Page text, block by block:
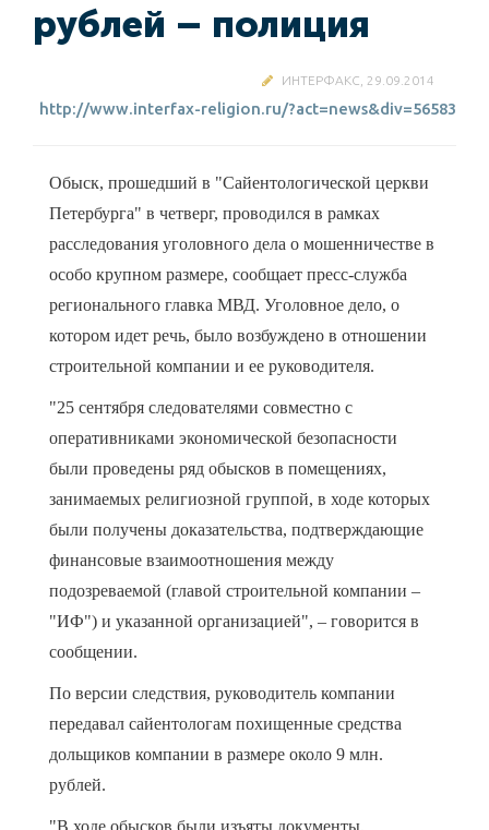
рублей – полиция
ИНТЕРФАКС, 29.09.2014
http://www.interfax-religion.ru/?act=news&div=56583
Обыск, прошедший в "Сайентологической церкви
Петербурга" в четверг, проводился в рамках
расследования уголовного дела о мошенничестве в
особо крупном размере, сообщает пресс-служба
регионального главка МВД. Уголовное дело, о
котором идет речь, было возбуждено в отношении
строительной компании и ее руководителя.
"25 сентября следователями совместно с
оперативниками экономической безопасности
были проведены ряд обысков в помещениях,
занимаемых религиозной группой, в ходе которых
были получены доказательства, подтверждающие
финансовые взаимоотношения между
подозреваемой (главой строительной компании –
"ИФ") и указанной организацией", – говорится в
сообщении.
По версии следствия, руководитель компании
передавал сайентологам похищенные средства
дольщиков компании в размере около 9 млн.
рублей.
"В ходе обысков были изъяты документы,